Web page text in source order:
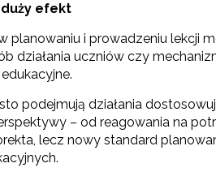
w ZJST"
kształcenie kompetencji
technologicznie e-materiałów i
efekt
planowaniu i prowadzeniu
działania uczniów czy
podejmują działania
– od reagowania na
lecz nowy standard